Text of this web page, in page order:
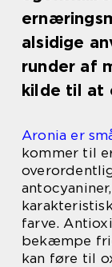
alsidige
runder af
kilde til at
Aronia er
kommer til
farve.
bekæmpe
kan føre til